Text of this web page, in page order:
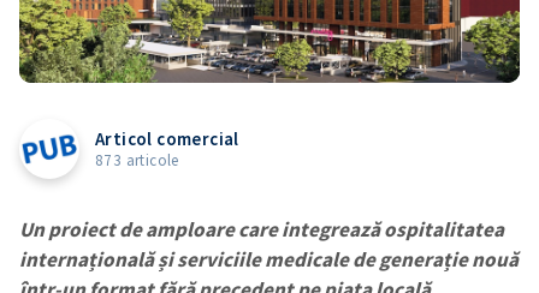
Articol comercial
873 articole
Un proiect de amploare care integrează ospitalitatea
internațională și serviciile medicalede generație nouă